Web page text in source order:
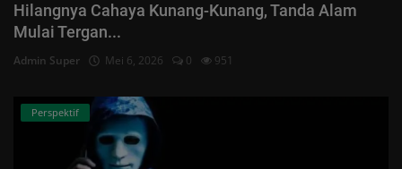
Hilangnya Cahaya Kunang-Kunang, Tanda Alam
Mulai Tergan...
Admin Super Mei 6, 2026 0 951
Perspektif